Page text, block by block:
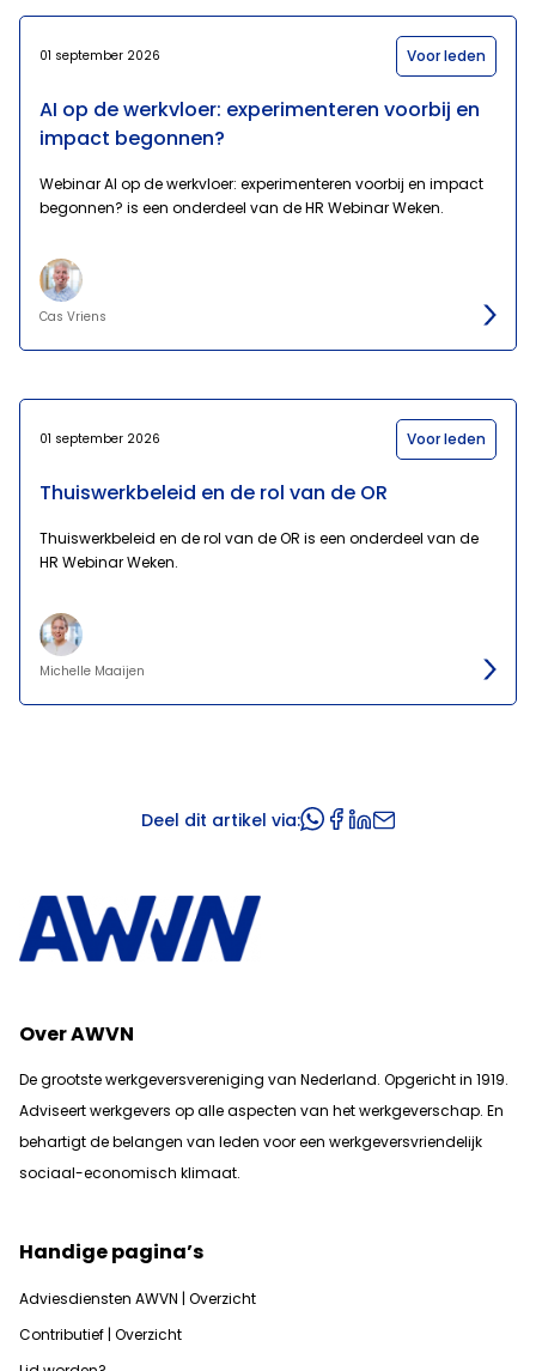
01 september 2026 Voor leden
AI op de werkvloer: experimenteren voorbij en
impact begonnen?
Webinar AI op de werkvloer: experimenteren voorbij en impact
begonnen? is een onderdeel van de HR Webinar Weken.
Cas Vriens
01 september 2026 Voor leden
Thuiswerkbeleid en de rol van de OR
Thuiswerkbeleid en de rol van de OR is een onderdeel van de
HR Webinar Weken.
Michelle Maaijen
Deel dit artikel via:
Over AWVN
De grootste werkgeversvereniging van Nederland. Opgericht in 1919.
Adviseert werkgevers op alle aspecten van het werkgeverschap. En
behartigt de belangen van leden voor een werkgeversvriendelijk
sociaal-economisch klimaat.
Handige pagina’s
Adviesdiensten AWVN | Overzicht
Contributief | Overzicht